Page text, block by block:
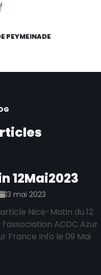
PEYMEINADE
12Mai2023
13 mai 2023
Nice-Matin du 12
ACDC Azur
France Info le 09 Mai